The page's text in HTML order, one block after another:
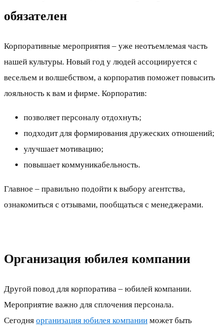
обязателен
Корпоративные мероприятия – уже неотъемлемая часть
нашей культуры. Новый год у людей ассоциируется с
весельем и волшебством, а корпоратив поможет повысить
лояльность к вам и фирме. Корпоратив:
позволяет персоналу отдохнуть;
подходит для формирования дружеских отношений;
улучшает мотивацию;
повышает коммуникабельность.
Главное – правильно подойти к выбору агентства,
ознакомиться с отзывами, пообщаться с менеджерами.
Организация юбилея компании
Другой повод для корпоратива – юбилей компании.
Мероприятие важно для сплочения персонала.
Сегодня организация юбилея компании может быть